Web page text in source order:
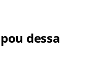
dessa